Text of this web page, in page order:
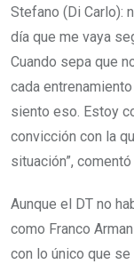
Stefano (Di Carlo):
día que me vaya
Cuando sepa que
cada
siento eso. Estoy
convicción con la
situación”,
Aunque el DT no
como Franco
con lo único que